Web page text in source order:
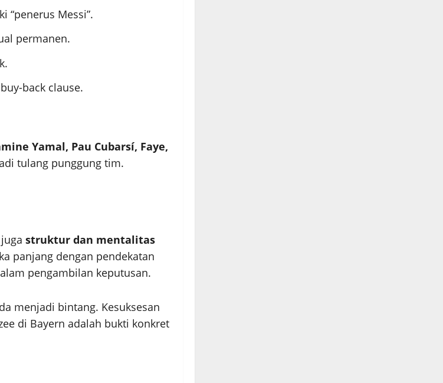
“penerus Messi”.
permanen.
back clause.
Yamal, Pau Cubarsí, Faye,
tulang punggung tim.
struktur dan mentalitas
panjang dengan pendekatan
pengambilan keputusan.
menjadi bintang. Kesuksesan
di Bayern adalah bukti konkret